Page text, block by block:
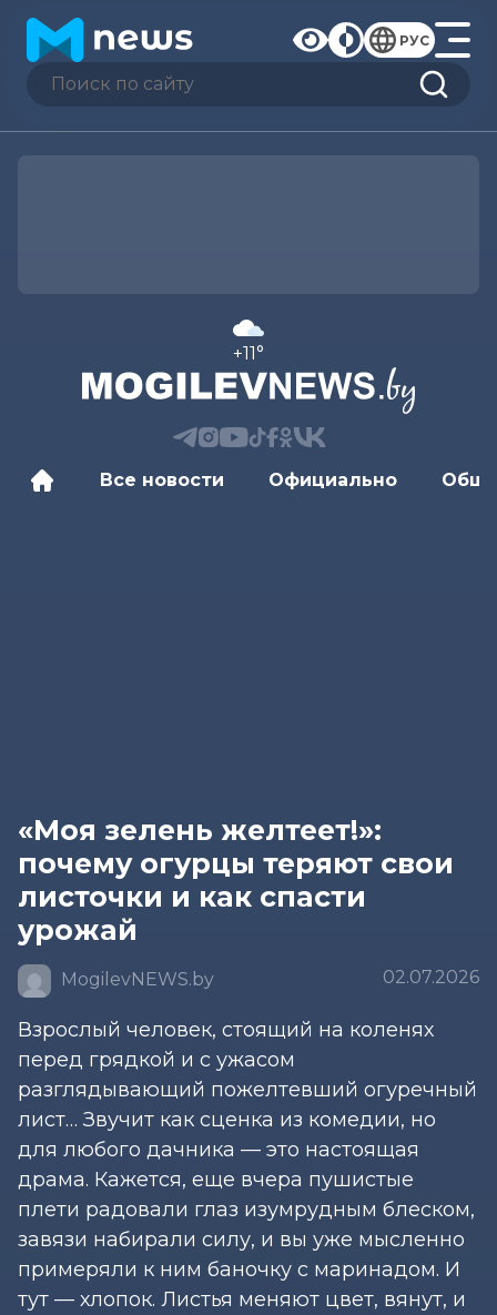
РУС
+11°
Все новости Официально
«Моя зелень желтеет!»:
почему огурцы теряют свои
листочки и как спасти
урожай
MogilevNEWS.by 02.07.2026
Взрослый человек, стоящий на коленях
перед грядкой и с ужасом
разглядывающий пожелтевший огуречный
лист… Звучит как сценка из комедии, но
для любого дачника — это настоящая
драма. Кажется, еще вчера пушистые
плети радовали глаз изумрудным блеском,
завязи набирали силу, и вы уже мысленно
примеряли к ним баночку с маринадом. И
тут — хлопок. Листья меняют цвет, вянут, и